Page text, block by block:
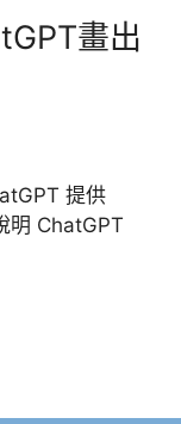
畫出
提供
明 ChatGPT